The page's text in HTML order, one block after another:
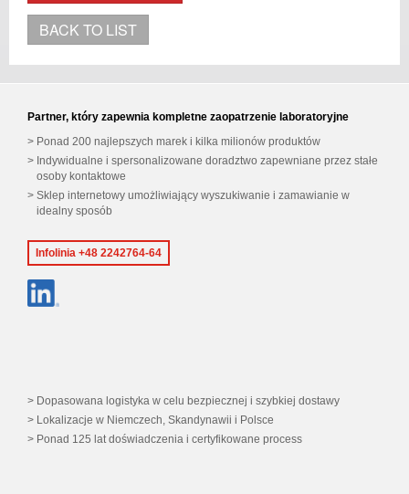
BACK TO LIST
Partner, który zapewnia kompletne zaopatrzenie laboratoryjne
Ponad 200 najlepszych marek i kilka milionów produktów
Indywidualne i spersonalizowane doradztwo zapewniane przez stałe
osoby kontaktowe
Sklep internetowy umożliwiający wyszukiwanie i zamawianie w
idealny sposób
Infolinia +48 2242764-64
Dopasowana logistyka w celu bezpiecznej i szybkiej dostawy
Lokalizacje w Niemczech, Skandynawii i Polsce
Ponad 125 lat doświadczenia i certyfikowane process